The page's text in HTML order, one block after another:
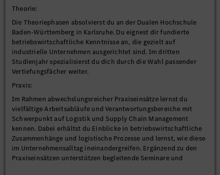
Theorie:
Die Theoriephasen absolvierst du an der Dualen Hochschule
Baden-Württemberg in Karlsruhe. Du eignest dir fundierte
betriebswirtschaftliche Kenntnisse an, die gezielt auf
industrielle Unternehmen ausgerichtet sind. Im dritten
Studienjahr spezialisierst du dich durch die Wahl passender
Vertiefungsfächer weiter.
Praxis:
Im Rahmen abwechslungsreicher Praxiseinsätze lernst du
vielfältige Arbeitsabläufe und Verantwortungsbereiche mit
Schwerpunkt auf Logistik und Supply Chain Management
kennen. Dabei erhältst du Einblicke in betriebswirtschaftliche
Zusammenhänge und logistische Prozesse und lernst, wie diese
im Unternehmensalltag ineinandergreifen. Ergänzend zu den
Praxiseinsätzen unterstützen begleitende Seminare und